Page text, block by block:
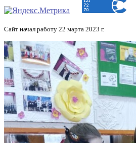
Сайт начал работу 22 марта 2023 г.